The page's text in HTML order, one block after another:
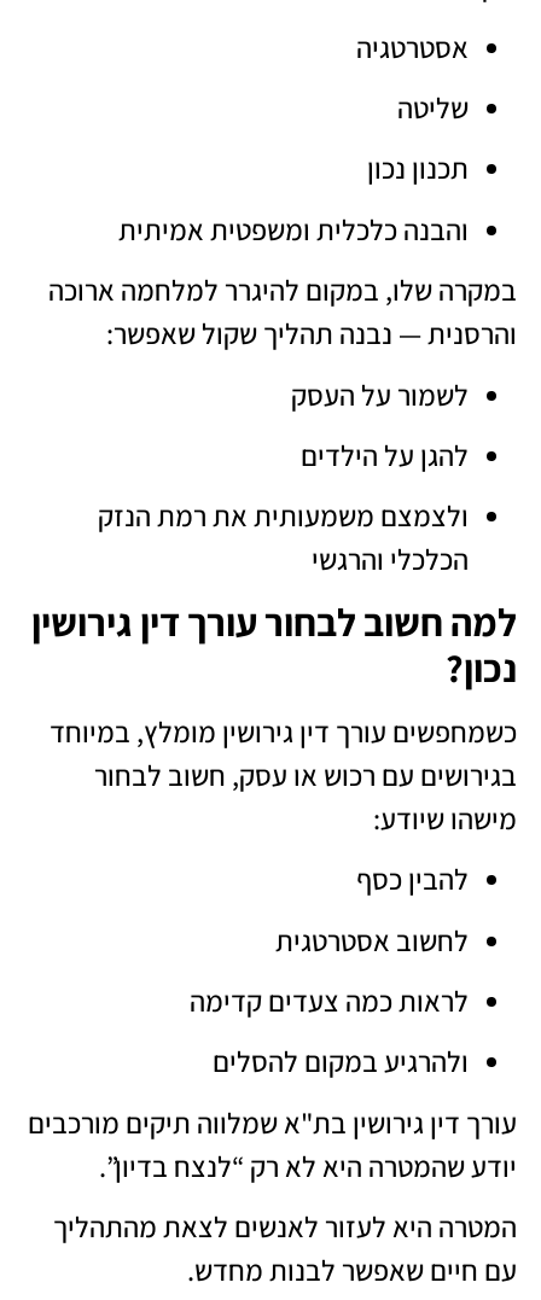
אסטרטגיה
שליטה
תכנון נכון
והבנה כלכלית ומשפטית אמיתית
במקרה שלו, במקום להיגרר למלחמה ארוכה
והרסנית — נבנה תהליך שקול שאפשר:
לשמור על העסק
להגן על הילדים
ולצמצם משמעותית את רמת הנזק
הכלכלי והרגשי
למה חשוב לבחור עורך דין גירושין
נכון?
כשמחפשים עורך דין גירושין מומלץ, במיוחד
בגירושים עם רכוש או עסק, חשוב לבחור
מישהו שיודע:
להבין כסף
לחשוב אסטרטגית
לראות כמה צעדים קדימה
ולהרגיע במקום להסלים
עורך דין גירושין בת"א שמלווה תיקים מורכבים
יודע שהמטרה היא לא רק “לנצח בדיון”.
המטרה היא לעזור לאנשים לצאת מהתהליך
עם חיים שאפשר לבנות מחדש.